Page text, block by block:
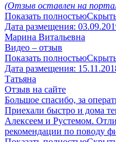
(Отзыв оставлен на
Показать полностью
Дата размещения:
Марина Витальевна
Видео – отзыв
Показать полностью
Дата размещения:
Татьяна
Отзыв на сайте
Большое спасибо, за
Приехали быстро и дома
Алексеем и Рустемом.
рекомендации по поводу